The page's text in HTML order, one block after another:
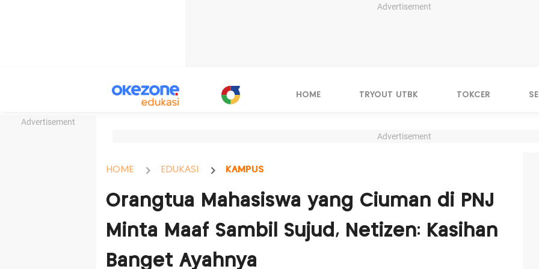
Advertisement
Advertisement
HOME TRYOUT UTBK TOKCER
Advertisement
HOME EDUKASI KAMPUS
Orangtua Mahasiswa yang Ciuman di PNJ
Minta Maaf Sambil Sujud, Netizen: Kasihan
Banget Ayahnya